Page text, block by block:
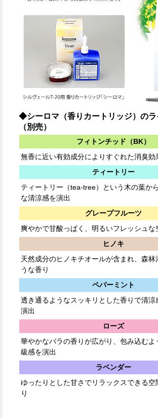
◆シーロマ（香りカートリッジ）のラ
（別売）
フィトンチッド（BK）
無香に近い有効成分によりすぐれた消臭効
ティートリー
ティートリー（tea-tree）という木の葉か
な清涼感を演出
グレープフルーツ
爽やかで甘酸っぱく、明るいフレッシュな
ヒノキ
天然成分のヒノキチオールが含まれ、森林
うな香り
ペパーミント
透き通るようなスッキリとした香りで清涼
演出
ローズ
華やかなバラの香りが広がり、包み込むよ
級感を演出
ラベンダー
ゆったりとした甘さでリラックスできる空
り